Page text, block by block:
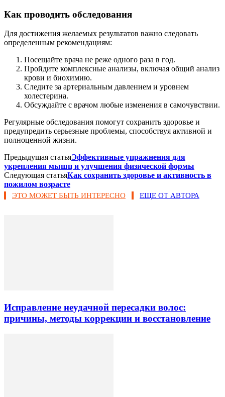
Как проводить обследования
Для достижения желаемых результатов важно следовать
определенным рекомендациям:
Посещайте врача не реже одного раза в год.
Пройдите комплексные анализы, включая общий анализ
крови и биохимию.
Следите за артериальным давлением и уровнем
холестерина.
Обсуждайте с врачом любые изменения в самочувствии.
Регулярные обследования помогут сохранить здоровье и
предупредить серьезные проблемы, способствуя активной и
полноценной жизни.
Предыдущая статьяЭффективные упражнения для
укрепления мышц и улучшения физической формы
Следующая статьяКак сохранить здоровье и активность в
пожилом возрасте
ЭТО МОЖЕТ БЫТЬ ИНТЕРЕСНО ЕЩЕ ОТ АВТОРА
Исправление неудачной пересадки волос:
причины, методы коррекции и восстановление